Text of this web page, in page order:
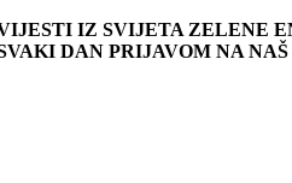
IZ SVIJETA ZELENE
DAN PRIJAVOM NA